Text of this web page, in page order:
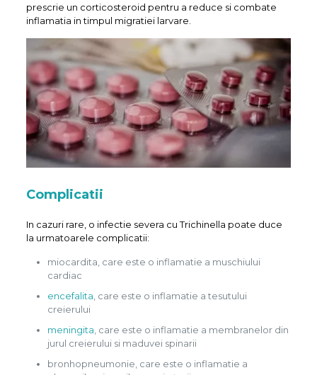
prescrie un corticosteroid pentru a reduce si combate
inflamatia in timpul migratiei larvare.
Complicatii
In cazuri rare, o infectie severa cu Trichinella poate duce
la urmatoarele complicatii:
miocardita, care este o inflamatie a muschiului
cardiac
encefalita , care este o inflamatie a tesutului
creierului
meningita , care este o inflamatie a membranelor din
jurul creierului si maduvei spinarii
bronhopneumonie, care este o inflamatie a